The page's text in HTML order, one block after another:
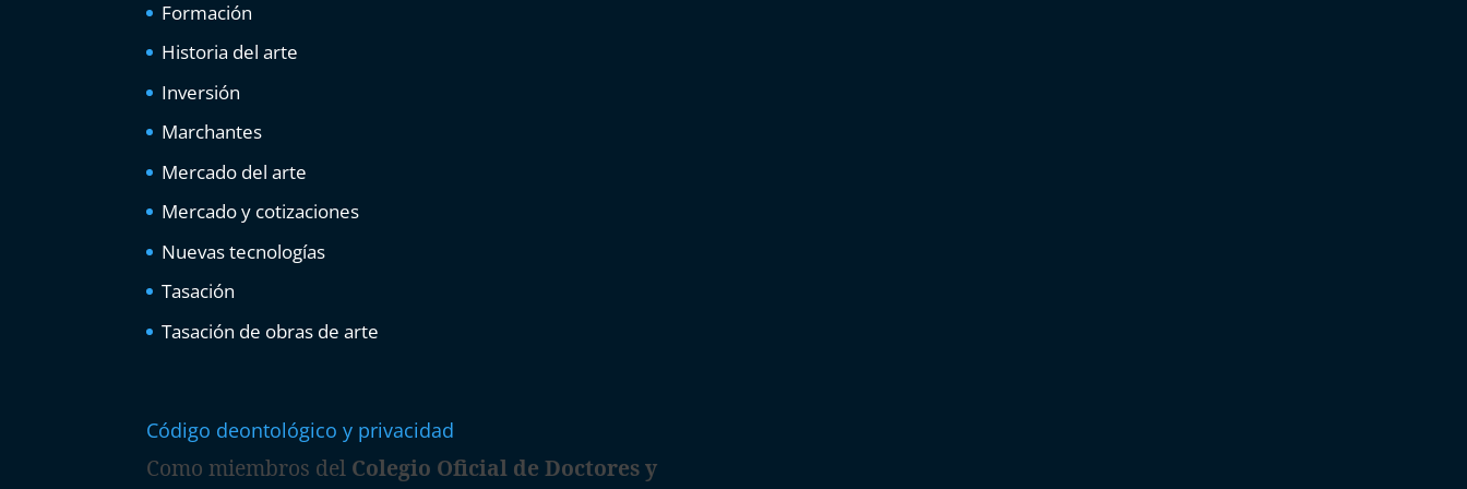
Formación
Historia del arte
Inversión
Marchantes
Mercado del arte
Mercado y cotizaciones
Nuevas tecnologías
Tasación
Tasación de obras de arte
Código deontológico y privacidad
Como miembros del Colegio Oficial de Doctores y